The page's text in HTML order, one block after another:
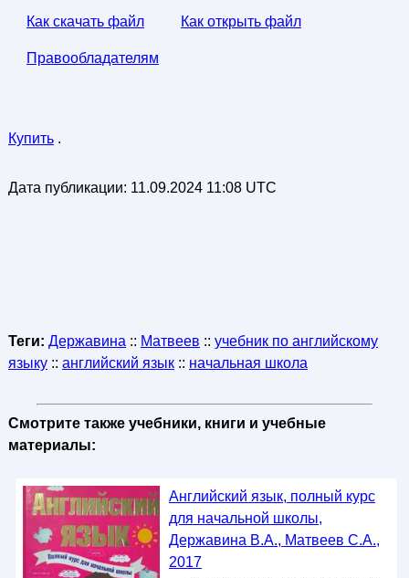
Как скачать файл Как открыть файл
Правообладателям
Купить.
Дата публикации: 11.09.2024 11:08 UTC
Теги: Державина :: Матвеев :: учебник по английскому
языку:: английский язык:: начальная школа
Смотрите также учебники, книги и учебные
материалы:
Английский язык, полный курс
для начальной школы,
Державина В.А., Матвеев С.А.,
2017